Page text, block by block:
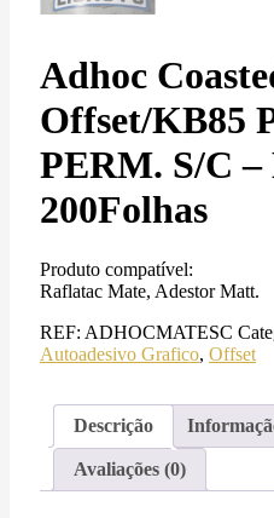
Adhoc
Offset/KB85
PERM. S/C –
200Folhas
Produto compatível:
Raflatac Mate, Adestor Matt.
REF: ADHOCMATESC
Autoadesivo Grafico, Offset
Descrição
Avaliações (0)